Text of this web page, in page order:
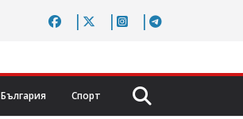
България Спорт